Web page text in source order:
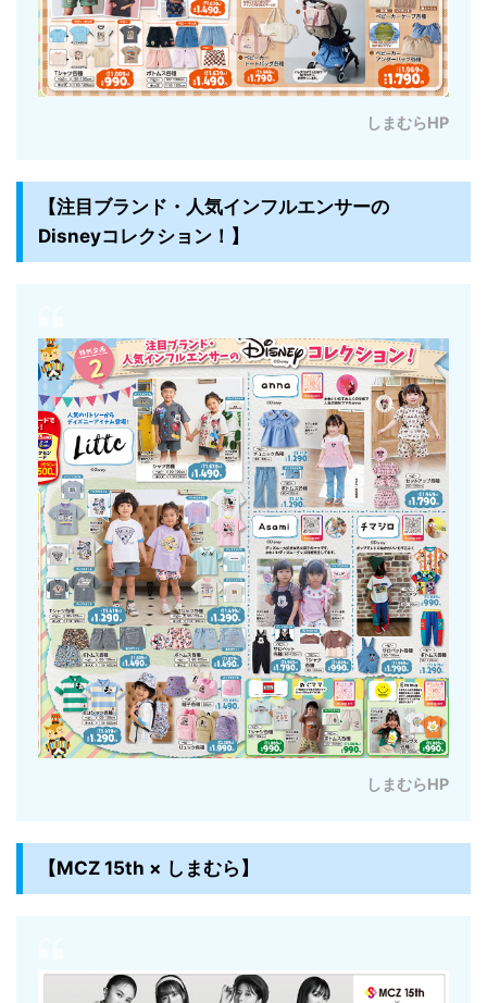
しまむらHP
【注目ブランド・人気インフルエンサーの
Disneyコレクション！】
しまむらHP
【MCZ 15th × しまむら】